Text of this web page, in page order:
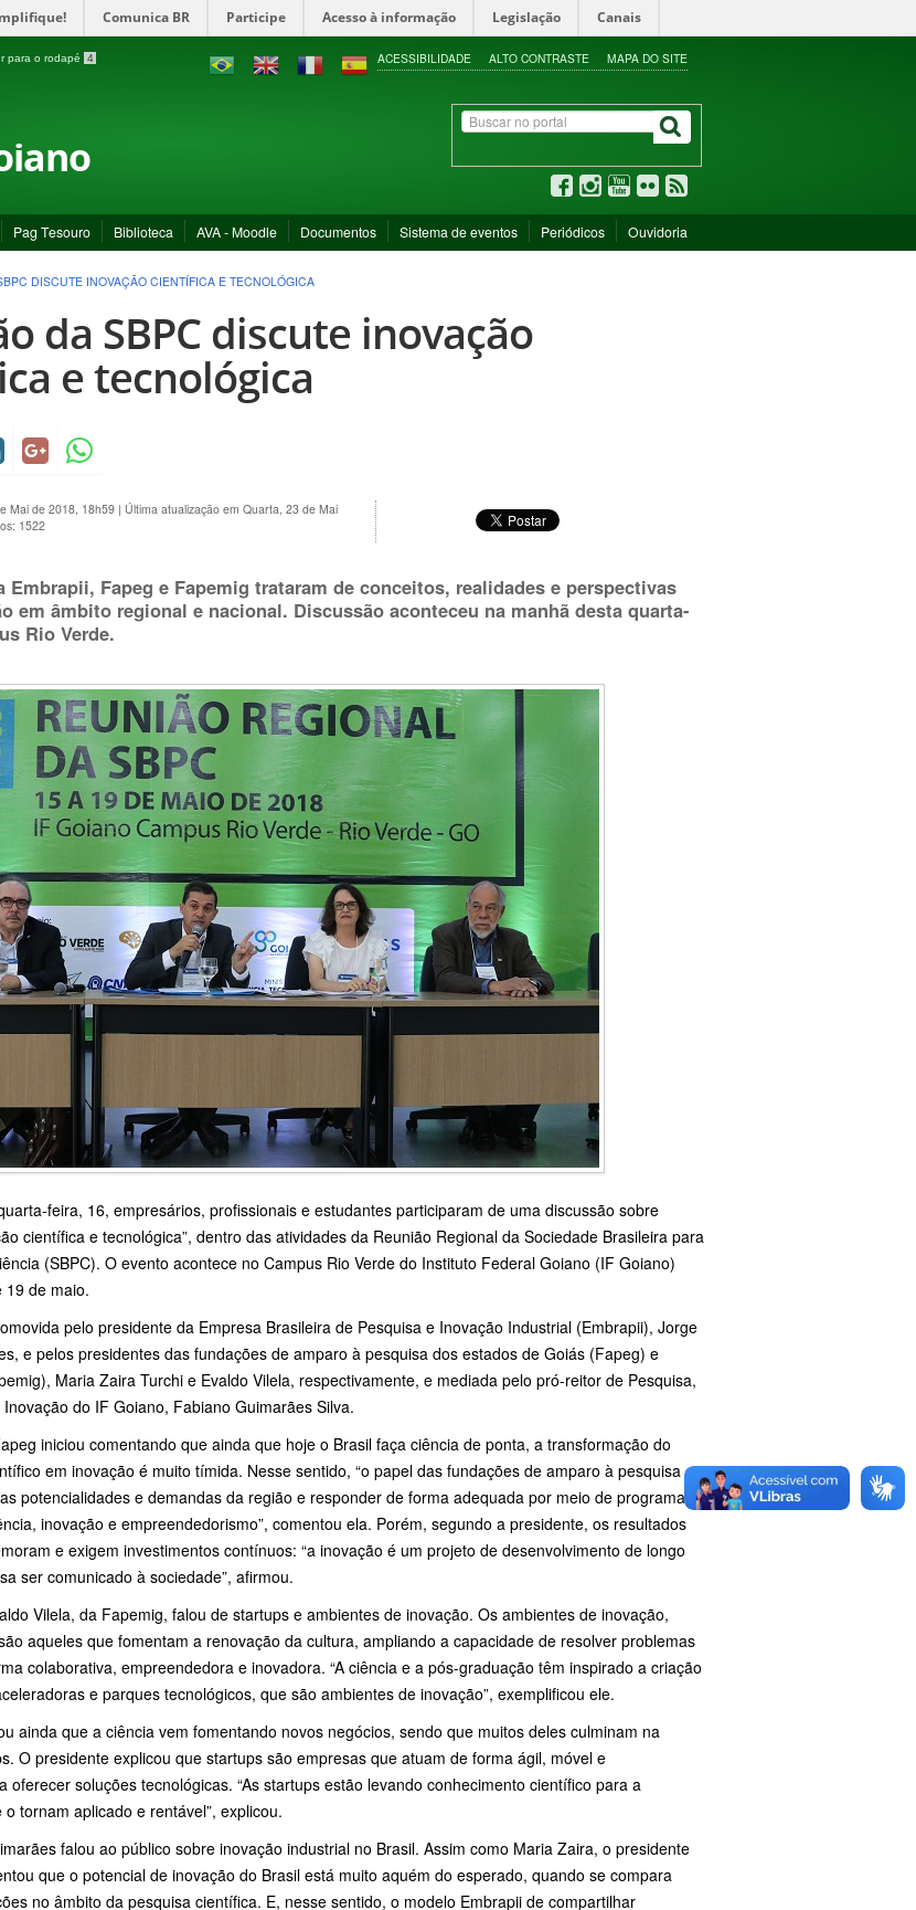
Comunica BR Participe Acesso à informação Legislação Canais
Ir para o rodapé 4 ACESSIBILIDADE ALTO CONTRASTE MAPA DO SITE
Pag Tesouro Biblioteca AVA - Moodle Documentos Sistema de eventos Periódicos Ouvidoria
DISCUTE INOVAÇÃO CIENTÍFICA E TECNOLÓGICA
da SBPC discute inovação
e tecnológica
Mai de 2018, 18h59 | Última atualização em Quarta, 23 de Mai
1522
Embrapii, Fapeg e Fapemig trataram de conceitos, realidades e perspectivas
em âmbito regional e nacional. Discussão aconteceu na manhã desta quarta-
Rio Verde.
feira, 16, empresários, profissionais e estudantes participaram de uma discussão sobre
científica e tecnológica”, dentro das atividades da Reunião Regional da Sociedade Brasileira para
(SBPC). O evento acontece no Campus Rio Verde do Instituto Federal Goiano (IF Goiano)
19 de maio.
pelo presidente da Empresa Brasileira de Pesquisa e Inovação Industrial (Embrapii), Jorge
e pelos presidentes das fundações de amparo à pesquisa dos estados de Goiás (Fapeg) e
Maria Zaira Turchi e Evaldo Vilela, respectivamente, e mediada pelo pró-reitor de Pesquisa,
do IF Goiano, Fabiano Guimarães Silva.
iniciou comentando que ainda que hoje o Brasil faça ciência de ponta, a transformação do
em inovação é muito tímida. Nesse sentido, “o papel das fundações de amparo à pesquisa
potencialidades e demandas da região e responder de forma adequada por meio de programas
inovação e empreendedorismo”, comentou ela. Porém, segundo a presidente, os resultados
e exigem investimentos contínuos: “a inovação é um projeto de desenvolvimento de longo
ser comunicado à sociedade”, afirmou.
Vilela, da Fapemig, falou de startups e ambientes de inovação. Os ambientes de inovação,
aqueles que fomentam a renovação da cultura, ampliando a capacidade de resolver problemas
colaborativa, empreendedora e inovadora. “A ciência e a pós-graduação têm inspirado a criação
e parques tecnológicos, que são ambientes de inovação”, exemplificou ele.
ainda que a ciência vem fomentando novos negócios, sendo que muitos deles culminam na
O presidente explicou que startups são empresas que atuam de forma ágil, móvel e
oferecer soluções tecnológicas. “As startups estão levando conhecimento científico para a
tornam aplicado e rentável”, explicou.
falou ao público sobre inovação industrial no Brasil. Assim como Maria Zaira, o presidente
que o potencial de inovação do Brasil está muito aquém do esperado, quando se compara
no âmbito da pesquisa científica. E, nesse sentido, o modelo Embrapii de compartilhar